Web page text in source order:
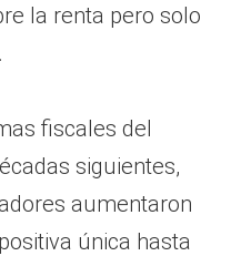
la renta pero solo
fiscales del
siguientes,
aumentaron
única hasta